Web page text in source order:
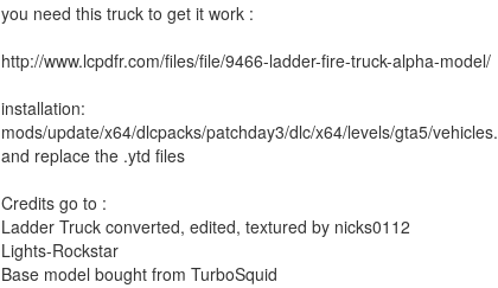
you need this truck to get it work :
http://www.lcpdfr.com/files/file/9466-ladder-fire-truck-alpha-model/
installation:
mods/update/x64/dlcpacks/patchday3/dlc/x64/levels/gta5/
and replace the .ytd files
Credits go to :
Ladder Truck converted, edited, textured by nicks0112
Lights-Rockstar
Base model bought from TurboSquid